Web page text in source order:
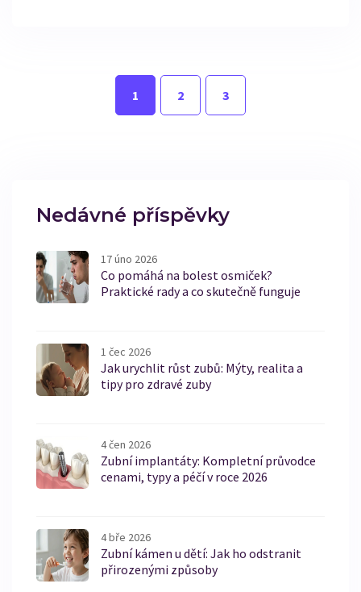
1 2 3
Nedávné příspěvky
17 úno 2026
Co pomáhá na bolest osmiček?
Praktické rady a co skutečně funguje
1 čec 2026
Jak urychlit růst zubů: Mýty, realita a
tipy pro zdravé zuby
4 čen 2026
Zubní implantáty: Kompletní průvodce
cenami, typy a péčí v roce 2026
4 bře 2026
Zubní kámen u dětí: Jak ho odstranit
přirozenými způsoby